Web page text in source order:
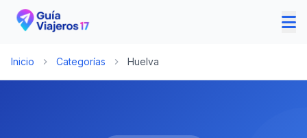
Inicio Categorías Huelva